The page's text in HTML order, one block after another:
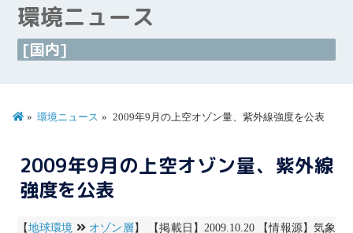
環境ニュース
[国内]
環境ニュース 2009年9月の上空オゾン量、紫外線強度を公表
2009年9月の上空オゾン量、紫外線
強度を公表
【地球環境 オゾン層】 【掲載日】2009.10.20 【情報源】気象